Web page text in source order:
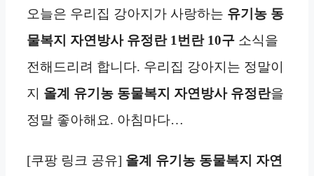
오늘은 우리집 강아지가 사랑하는 유기농 동
물복지 자연방사 유정란 1번란 10구 소식을
전해드리려 합니다. 우리집 강아지는 정말이
지 올계 유기농 동물복지 자연방사 유정란을
정말 좋아해요. 아침마다…
[쿠팡 링크 공유] 올계 유기농 동물복지 자연